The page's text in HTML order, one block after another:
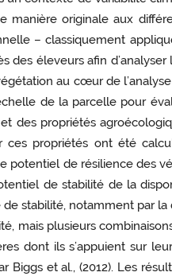
manière originale aux
– classiquement
éleveurs afin d’analyser
au cœur de
de la parcelle pour
des propriétés
ces propriétés ont été
potentiel de résilience des
de stabilité de la
stabilité, notamment par la
mais plusieurs
dont ils s’appuient sur
Biggs et al., (2012). Les